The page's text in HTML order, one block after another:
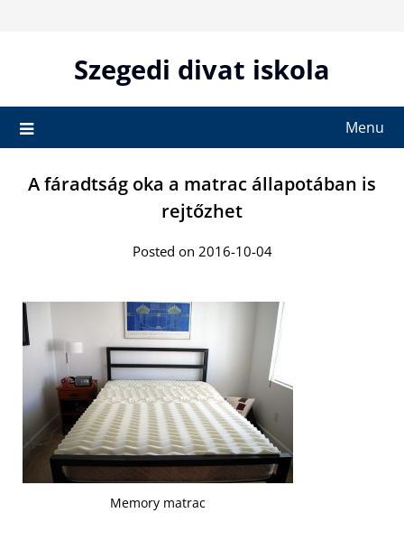
Szegedi divat iskola
Menu
A fáradtság oka a matrac állapotában is
rejtőzhet
Posted on 2016-10-04
Memory matrac